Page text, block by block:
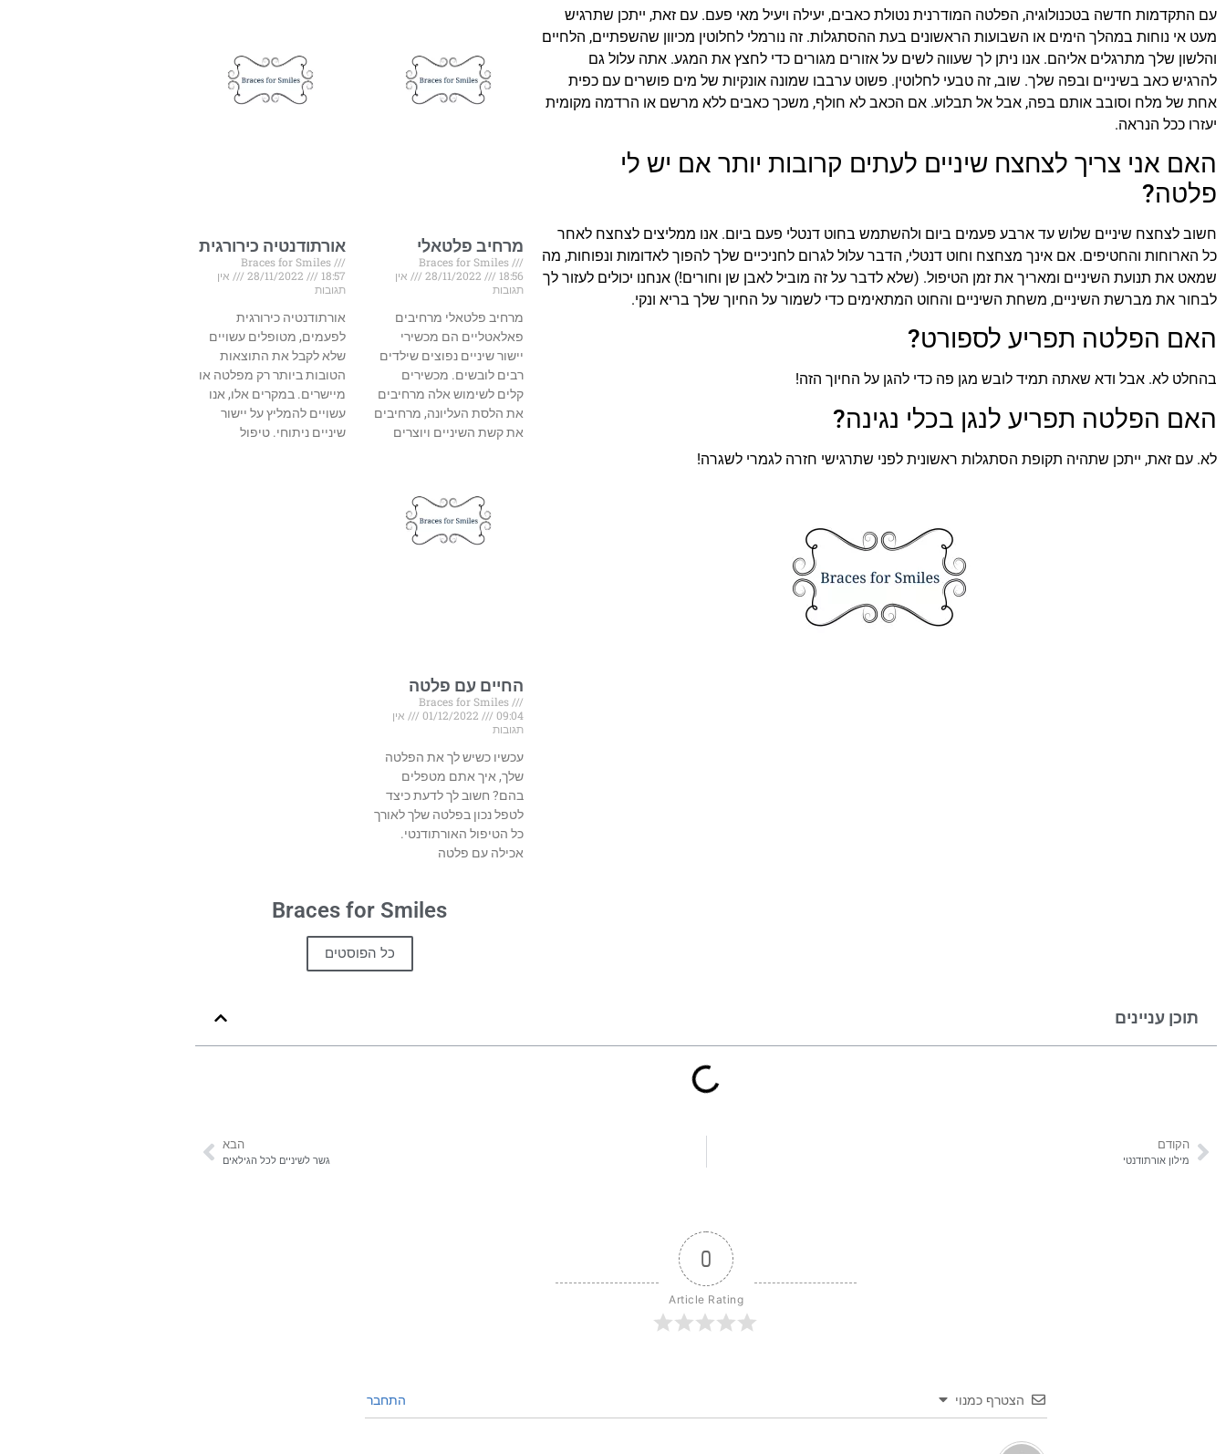
עם התקדמות חדשה בטכנולוגיה, הפלטה המודרנית נטולת כאבים, יעילה ויעיל מאי פעם. עם זאת, ייתכן שתרגיש
מעט אי נוחות במהלך הימים או השבועות הראשונים בעת ההסתגלות. זה נורמלי לחלוטין מכיוון שהשפתיים, הלחיים
והלשון שלך מתרגלים אליהם. אנו ניתן לך שעווה לשים על אזורים מגורים כדי לחצץ את המגע. אתה עלול גם
להרגיש כאב בשיניים ובפה שלך. שוב, זה טבעי לחלוטין. פשוט ערבבו שמונה אונקיות של מים פושרים עם כפית
אחת של מלח וסובב אותם בפה, אבל אל תבלוע. אם הכאב לא חולף, משכך כאבים ללא מרשם או הרדמה מקומית
יעזרו ככל הנראה.
האם אני צריך לצחצח שיניים לעתים קרובות יותר אם יש לי
פלטה?
חשוב לצחצח שיניים שלוש עד ארבע פעמים ביום ולהשתמש בחוט דנטלי פעם ביום. אנו ממליצים לצחצח לאחר
כל הארוחות והחטיפים. אם אינך מצחצח וחוט דנטלי, הדבר עלול לגרום לחניכיים שלך להפוך לאדומות ונפוחות, מה
שמאט את תנועת השיניים ומאריך את זמן הטיפול. (שלא לדבר על זה מוביל לאבן שן וחורים!) אנחנו יכולים לעזור לך
לבחור את מברשת השיניים, משחת השיניים והחוט המתאימים כדי לשמור על החיוך שלך בריא ונקי.
האם הפלטה תפריע לספורט?
בהחלט לא. אבל ודא שאתה תמיד לובש מגן פה כדי להגן על החיוך הזה!
האם הפלטה תפריע לנגן בכלי נגינה?
לא. עם זאת, ייתכן שתהיה תקופת הסתגלות ראשונית לפני שתרגישי חזרה לגמרי לשגרה!
מרחיב פלטאלי
Braces for Smiles
28/11/2022
18:56
אין
תגובות
מרחיב פלטאלי מרחיבים
פאלאטליים הם מכשירי
יישור שיניים נפוצים שילדים
רבים לובשים. מכשירים
קלים לשימוש אלה מרחיבים
את הלסת העליונה, מרחיבים
את קשת השיניים ויוצרים
אורתודנטיה כירורגית
Braces for Smiles
28/11/2022
18:57
אין
תגובות
אורתודנטיה כירורגית
לפעמים, מטופלים עשויים
שלא לקבל את התוצאות
הטובות ביותר רק מפלטה או
מיישרים. במקרים אלו, אנו
עשויים להמליץ ​​על יישור
שיניים ניתוחי. טיפול
החיים עם פלטה
Braces for Smiles
01/12/2022
09:04
אין
תגובות
עכשיו כשיש לך את הפלטה
שלך, איך אתם מטפלים
בהם? חשוב לך לדעת כיצד
לטפל נכון בפלטה שלך לאורך
כל הטיפול האורתודנטי.
אכילה עם פלטה
Braces for Smiles
כל הפוסטים
תוכן עניינים
הקודם
מילון אורתודנטי
הבא
גשר לשיניים לכל הגילאים
0
Article Rating
הצטרף כמנוי התחבר